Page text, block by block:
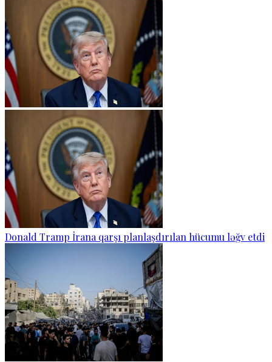
Donald Tramp İrana qarşı planlaşdırılan hücumu ləğv etdi